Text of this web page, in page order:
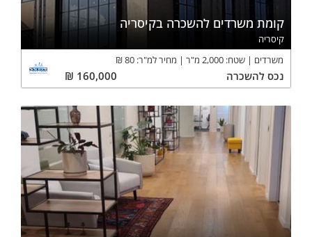
קומת משרדים להשכרה בקיסריה
קיסריה
משרדים
שטח: 2,000 מ"ר מחיר למ"ר: 80
₪
נכס להשכרה 160,000
₪